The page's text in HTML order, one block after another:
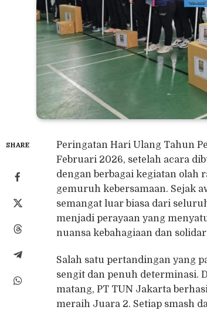
SHARE
Peringatan Hari Ulang Tahun
Februari 2026, setelah acara
dengan berbagai kegiatan olah
gemuruh kebersamaan. Sejak
semangat luar biasa dari
menjadi perayaan yang
nuansa kebahagiaan dan
Salah satu pertandingan yang
sengit dan penuh determinasi.
matang, PT TUN Jakarta
meraih Juara 2. Setiap smash